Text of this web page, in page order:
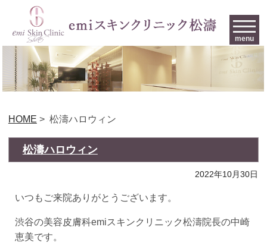
menu
HOME > 松濤ハロウィン
松濤ハロウィン
2022年10月30日
いつもご来院ありがとうございます。
渋谷の美容皮膚科emiスキンクリニック松濤院長の中崎
恵美です。